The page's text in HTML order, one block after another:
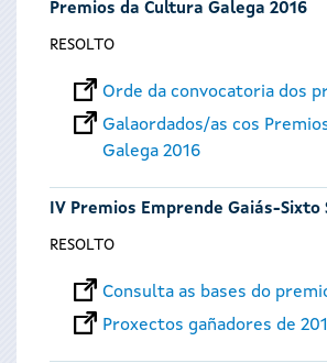
Premios da Cultura Galega 2016
RESOLTO
Orde da convocatoria dos
Galaordados/as cos
Galega 2016
IV Premios Emprende Gaiás-Sixto
RESOLTO
Consulta as bases do
Proxectos gañadores de